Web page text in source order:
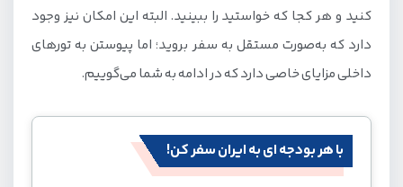
تور شیراز
تور چابهار
تور یزد
دیگر تورهای داخلی جیمبو
تور قشم
کنید و هر کجا که خواستید را ببینید. البته این امکان نیز وجود
دارد که به‌صورت مستقل به سفر بروید؛ اما پیوستن به تورهای
داخلی مزایای خاصی دارد که در ادامه به شما می‌گوییم.
با هر بودجه ای به ایران سفر کن!